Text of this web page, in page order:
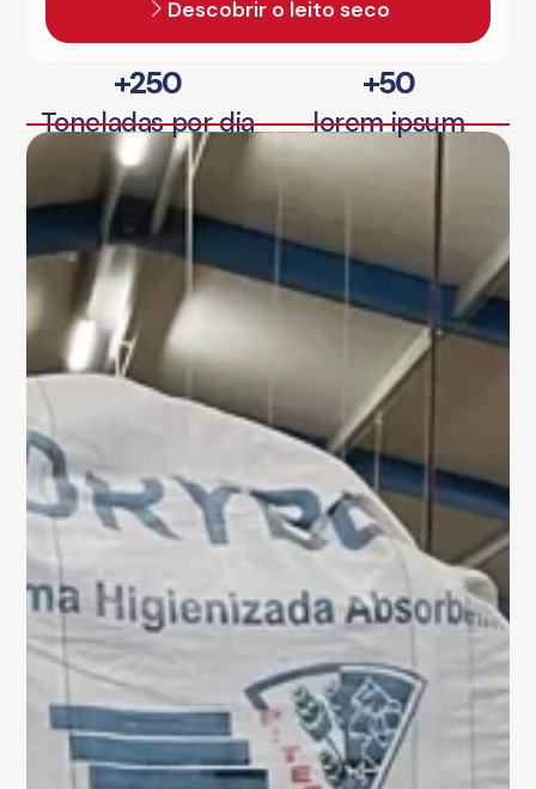
Descobrir o leito seco
Toneladas por dia
+250
lorem ipsum
+50